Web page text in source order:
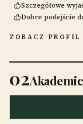
Szczegółowe
Dobre podejście
ZOBACZ PROFIL
02